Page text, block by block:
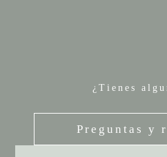
¿Tienes
Preguntas y